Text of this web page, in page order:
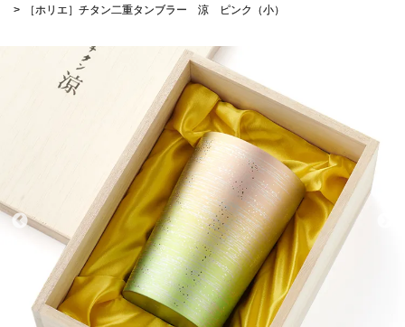
［ホリエ］チタン二重タンブラー 涼 ピンク（小）